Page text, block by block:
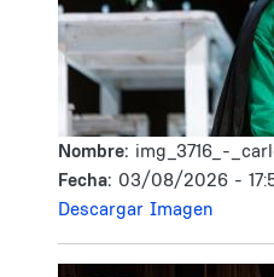
Nombre: img_3716_-
Fecha: 03/08/2026 -
Descargar Imagen